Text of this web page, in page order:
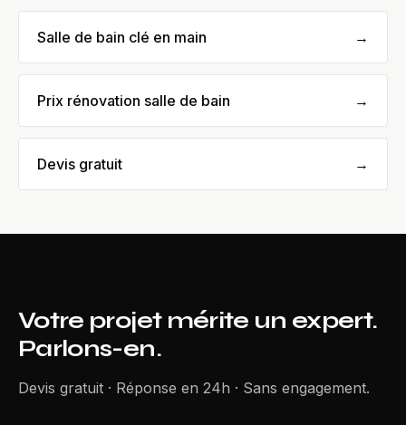
Salle de bain clé en main →
Prix rénovation salle de bain →
Devis gratuit →
Votre projet mérite un expert.
Parlons-en.
Devis gratuit · Réponse en 24h · Sans engagement.